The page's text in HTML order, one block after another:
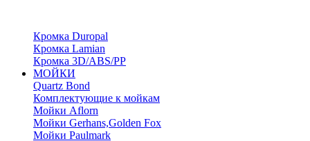
Кромка Duropal
Кромка Lamian
Кромка 3D/ABS/PP
МОЙКИ
Quartz Bond
Комплектующие к мойкам
Мойки Aflorn
Мойки Gerhans,Golden Fox
Мойки Paulmark